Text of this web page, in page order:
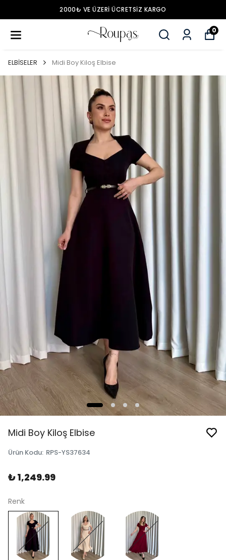
2000₺ VE ÜZERİ ÜCRETSİZ KARGO
0
ELBİSELER Midi Boy Kiloş Elbise
Midi Boy Kiloş Elbise
Ürün Kodu: RPS-YS37634
₺ 1,249.99
Renk